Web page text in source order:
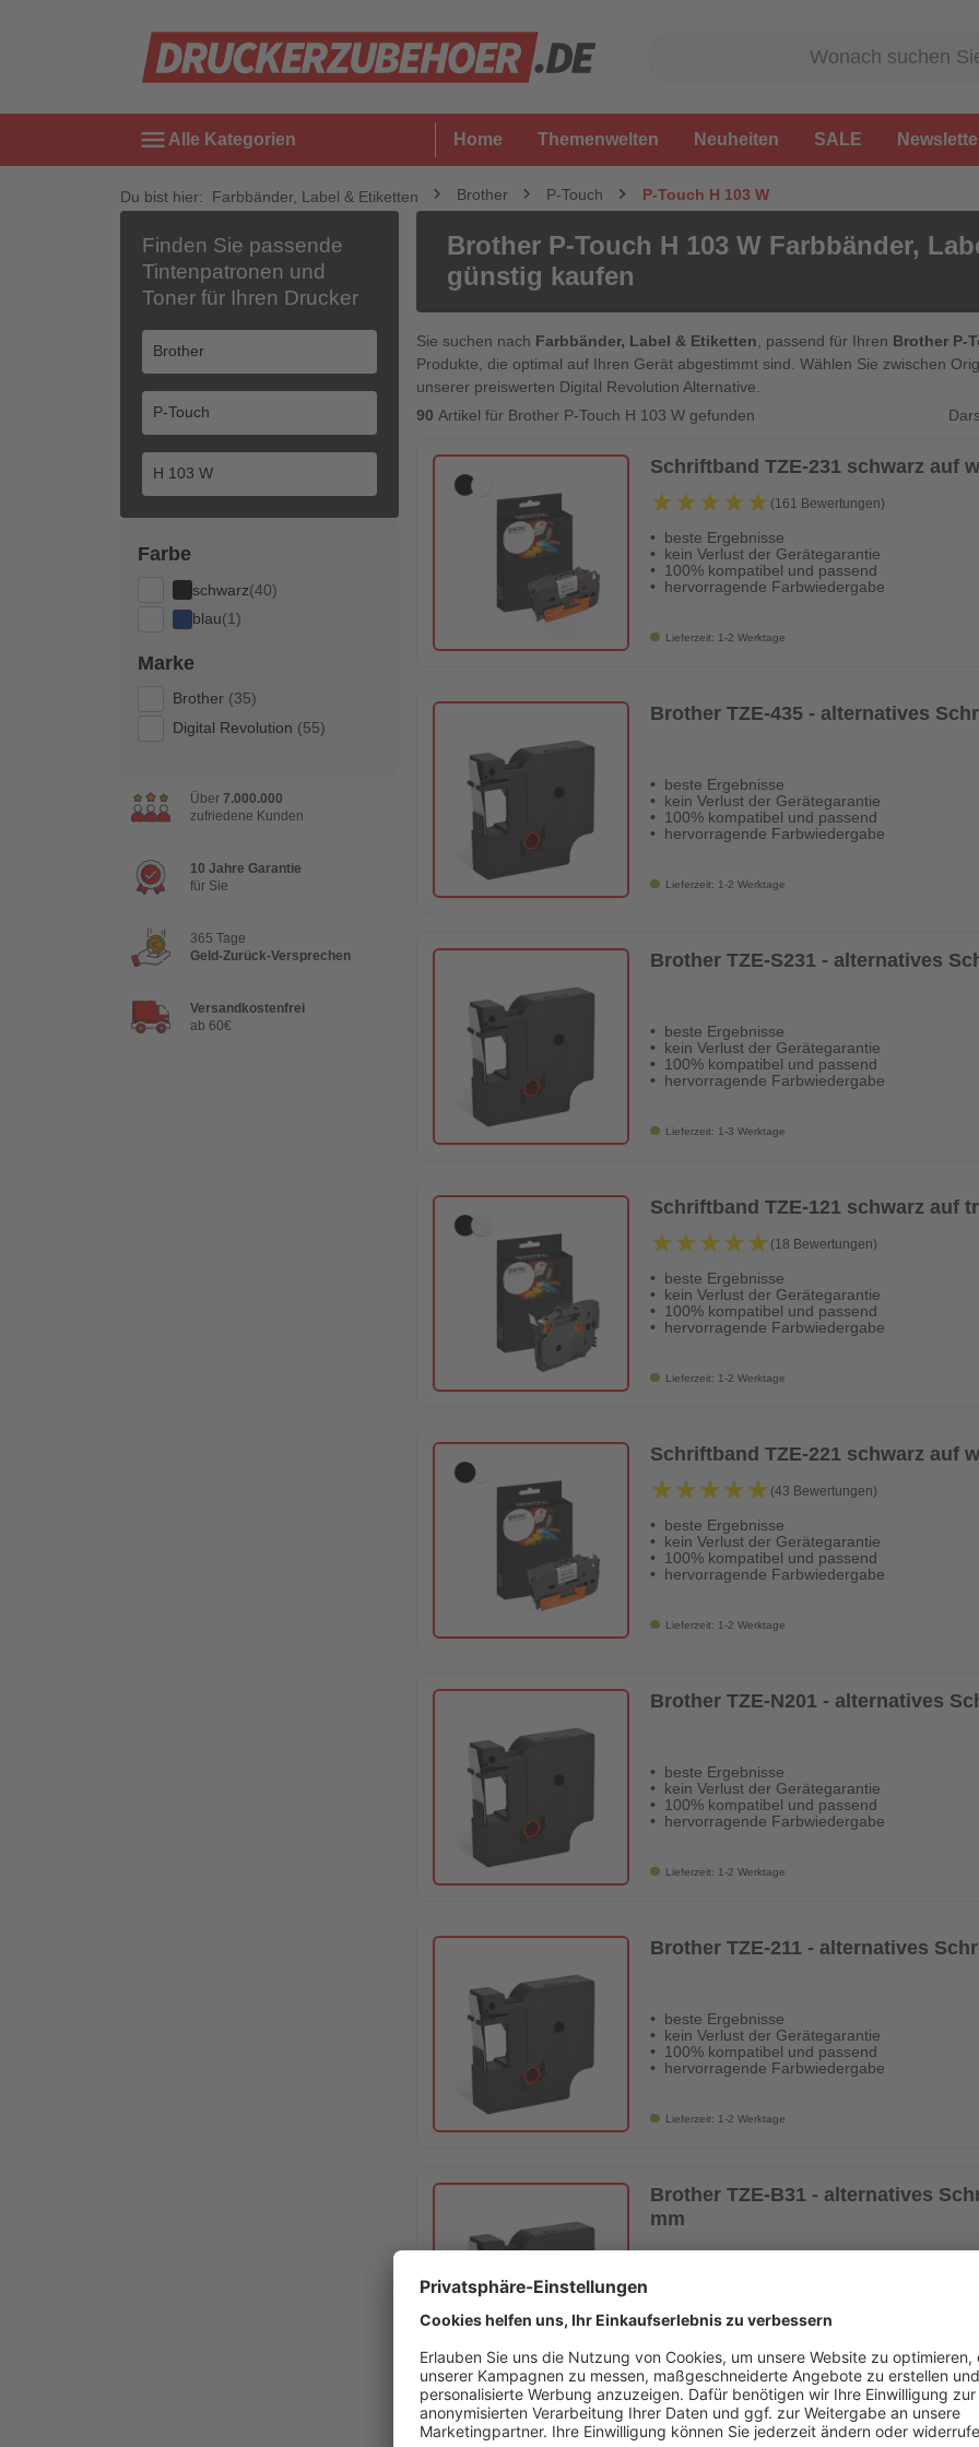
menu Alle Kategorien Home Themenwelten Neuheiten SALE
Du bist hier: Farbbänder, Label & Etiketten Brother P-Touch P-Touch H 103 W
Finden Sie passende
Tintenpatronen und
Toner für Ihren Drucker
Farbe
schwarz(40)
blau(1)
Marke
Brother (35)
Digital Revolution (55)
Über 7.000.000
zufriedene Kunden
10 Jahre Garantie
für Sie
365 Tage
Geld-Zurück-Versprechen
Versandkostenfrei
ab 60€
Brother P-Touch H 103 W Farbbänder,
günstig kaufen
Sie suchen nach Farbbänder, Label & Etiketten , passend für Ihren Brother P-
Produkte, die optimal auf Ihren Gerät abgestimmt sind. Wählen Sie zwischen
unserer preiswerten Digital Revolution Alternative.
90 Artikel für Brother P-Touch H 103 W gefunden
Schriftband TZE-231 schwarz auf
★★★★★
★★★★★ (161 Bewertungen)
beste Ergebnisse
kein Verlust der Gerätegarantie
100% kompatibel und passend
hervorragende Farbwiedergabe
Lieferzeit: 1-2 Werktage
Brother TZE-435 - alternatives
beste Ergebnisse
kein Verlust der Gerätegarantie
100% kompatibel und passend
hervorragende Farbwiedergabe
Lieferzeit: 1-2 Werktage
Brother TZE-S231 - alternatives
beste Ergebnisse
kein Verlust der Gerätegarantie
100% kompatibel und passend
hervorragende Farbwiedergabe
Lieferzeit: 1-3 Werktage
Schriftband TZE-121 schwarz auf
★★★★★
★★★★★ (18 Bewertungen)
beste Ergebnisse
kein Verlust der Gerätegarantie
100% kompatibel und passend
hervorragende Farbwiedergabe
Lieferzeit: 1-2 Werktage
Schriftband TZE-221 schwarz auf
★★★★★
★★★★★ (43 Bewertungen)
beste Ergebnisse
kein Verlust der Gerätegarantie
100% kompatibel und passend
hervorragende Farbwiedergabe
Lieferzeit: 1-2 Werktage
Brother TZE-N201 - alternatives
beste Ergebnisse
kein Verlust der Gerätegarantie
100% kompatibel und passend
hervorragende Farbwiedergabe
Lieferzeit: 1-2 Werktage
Brother TZE-211 - alternatives
beste Ergebnisse
kein Verlust der Gerätegarantie
100% kompatibel und passend
hervorragende Farbwiedergabe
Lieferzeit: 1-2 Werktage
Brother TZE-B31 - alternatives
mm
hervorragende Farbwiedergabe
Lieferzeit: 1-2 Werktage
Schriftband TZE-531 schwarz auf